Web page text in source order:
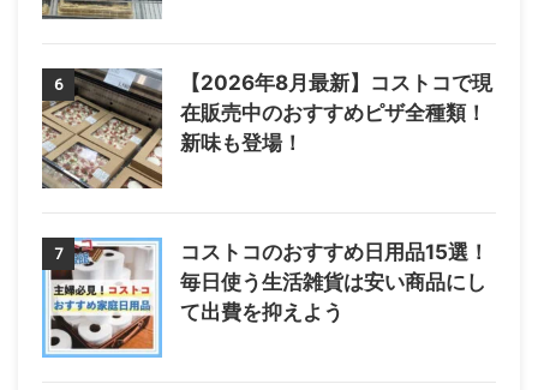
6
【2026年8月最新】コストコで現
在販売中のおすすめピザ全種類！
新味も登場！
7
コストコのおすすめ日用品15選！
毎日使う生活雑貨は安い商品にし
て出費を抑えよう